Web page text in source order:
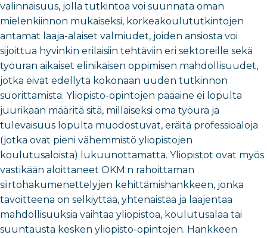
valinnaisuus, jolla tutkintoa voi suunnata oman
mielenkiinnon mukaiseksi, korkeakoulututkintojen
antamat laaja-alaiset valmiudet, joiden ansiosta voi
sijoittua hyvinkin erilaisiin tehtäviin eri sektoreille sekä
työuran aikaiset elinikäisen oppimisen mahdollisuudet,
jotka eivät edellytä kokonaan uuden tutkinnon
suorittamista. Yliopisto-opintojen pääaine ei lopulta
juurikaan määritä sitä, millaiseksi oma työura ja
tulevaisuus lopulta muodostuvat, eräitä professioaloja
(jotka ovat pieni vähemmistö yliopistojen
koulutusaloista) lukuunottamatta. Yliopistot ovat myös
vastikään aloittaneet OKM:n rahoittaman
siirtohakumenettelyjen kehittämishankkeen, jonka
tavoitteena on selkiyttää, yhtenäistää ja laajentaa
mahdollisuuksia vaihtaa yliopistoa, koulutusalaa tai
suuntausta kesken yliopisto-opintojen. Hankkeen